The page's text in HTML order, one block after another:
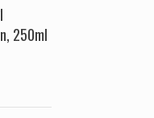
250ml